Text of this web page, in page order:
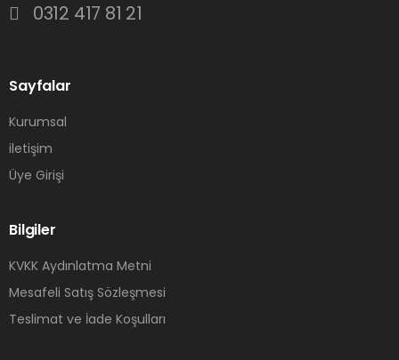
0312 417 81 21
Sayfalar
Kurumsal
iletişim
Üye Girişi
Bilgiler
KVKK Aydınlatma Metni
Mesafeli Satış Sözleşmesi
Teslimat ve İade Koşulları